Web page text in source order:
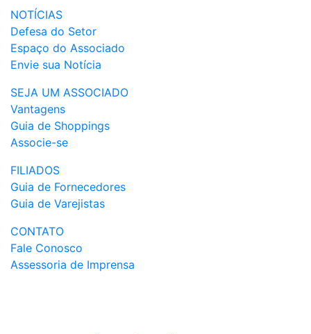
NOTÍCIAS
Defesa do Setor
Espaço do Associado
Envie sua Notícia
SEJA UM ASSOCIADO
Vantagens
Guia de Shoppings
Associe-se
FILIADOS
Guia de Fornecedores
Guia de Varejistas
CONTATO
Fale Conosco
Assessoria de Imprensa